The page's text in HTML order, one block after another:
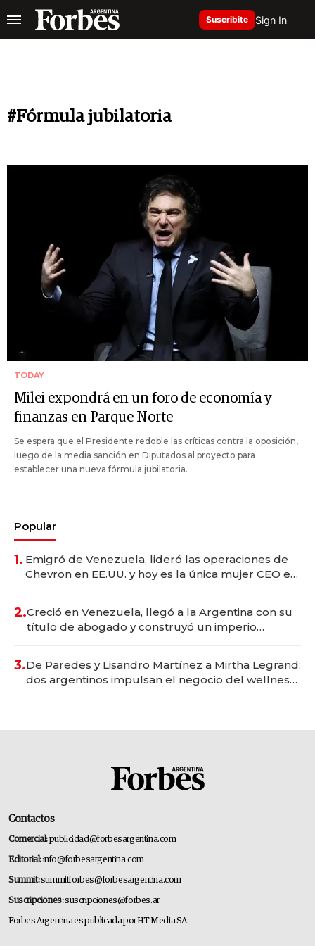
Suscribite Sign In
#Fórmula jubilatoria
TODAY
Milei expondrá en un foro de economía y
finanzas en Parque Norte
Se espera que el Presidente redoble las críticas contra la oposición,
luego de la media sanción en Diputados al proyecto para
establecer una nueva fórmula jubilatoria.
Popular
1. Emigró de Venezuela, lideró las operaciones de
Chevron en EE.UU. y hoy es la única mujer CEO en
2.Creció en Venezuela, llegó a la Argentina con su
título de abogado y construyó un imperio
3.De Paredes y Lisandro Martínez a Mirtha Legrand:
dos argentinos impulsan el negocio del wellness
Contactos
Comercial:publicidad@forbesargentina.com
Editorial:info@forbesargentina.com
Summit:summitforbes@forbesargentina.com
Suscripciones:suscripciones@forbes.ar
Forbes Argentina es publicada por HT Media SA.